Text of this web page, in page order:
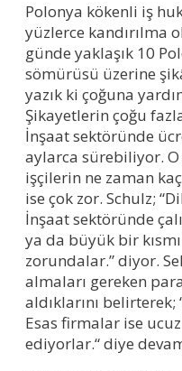
Polonya kökenli iş
yüzlerce kandırılma
günde yaklaşık 10
sömürüsü üzerine
yazık ki çoğuna
Şikayetlerin çoğu
İnşaat sektöründe
aylarca sürebiliyor. O
işçilerin ne zaman
ise çok zor. Schulz;
İnşaat sektöründe
ya da büyük bir
zorundalar.” diyor.
almaları gereken
aldıklarını
Esas firmalar ise
ediyorlar.“ diye